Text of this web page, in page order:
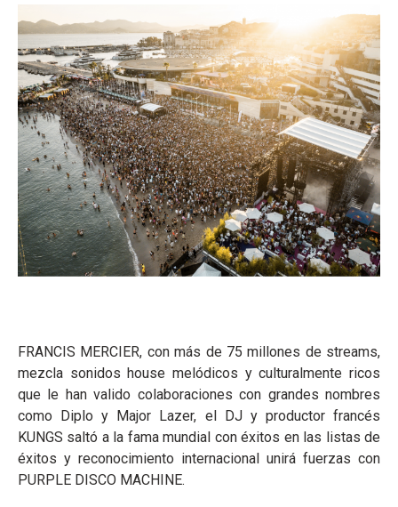
FRANCIS MERCIER, con más de 75 millones de streams,
mezcla sonidos house melódicos y culturalmente ricos
que le han valido colaboraciones con grandes nombres
como Diplo y Major Lazer, el DJ y productor francés
KUNGS saltó a la fama mundial con éxitos en las listas de
éxitos y reconocimiento internacional unirá fuerzas con
PURPLE DISCO MACHINE.